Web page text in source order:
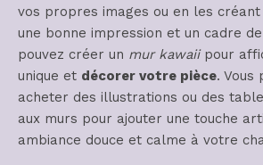
vos propres images ou en les créant
une bonne impression et un cadre
pouvez créer un mur kawaiipour
unique et décorer votre pièce. Vous
acheter des illustrations ou des
aux murs pour ajouter une touche
ambiance douce et calme à votre